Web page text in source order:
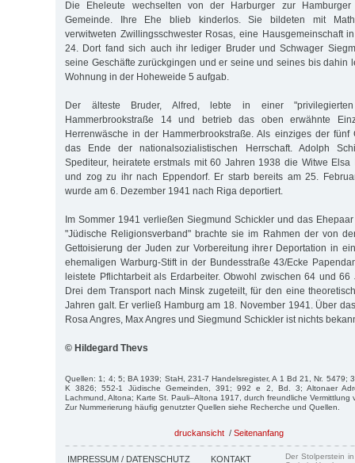
Die Eheleute wechselten von der Har­burger zur Hamburger
Gemeinde. Ihre Ehe blieb kinderlos. Sie bildeten mit
verwitweten Zwillingsschwester Rosas, eine Hausgemeinschaft
24. Dort fand sich auch ihr lediger Bruder und Schwager
seine Geschäfte zurückgingen und er seine und seines bis dahin
Wohnung in der Hoheweide 5 aufgab.
Der älteste Bruder, Alfred, lebte in einer
Hammerbrookstraße 14 und betrieb das oben erwähnte
Herrenwäsche in der Hammer­brookstraße. Als einziges der fünf
das Ende der nationalsozialistischen Herrschaft. Adolph
Spediteur, heiratete erstmals mit 60 Jahren 1938 die Witwe Elsa
und zog zu ihr nach Eppendorf. Er starb bereits am 25.
wurde am 6. Dezember 1941 nach Riga deportiert.
Im Sommer 1941 verließen Siegmund Schickler und das
"Jüdische Religionsverband" brachte sie im Rahmen der von
Gettoisierung der Juden zur Vorbereitung ihrer Deportation in
ehemaligen Warburg-Stift in der Bundesstraße 43/Ecke
leistete Pflicht­arbeit als Erdarbeiter. Obwohl zwischen 64 und
Drei dem Transport nach Minsk zugeteilt, für den eine
Jahren galt. Er verließ Hamburg am 18. November 1941. Über
Rosa Angres, Max Angres und Siegmund Schickler ist nichts
© Hildegard Thevs
Quellen: 1; 4; 5; BA 1939; StaH, 231-7 Handelsregister, A 1 Bd 21, Nr. 5479;
K 3826; 552-1 Jüdische Gemeinden, 391; 992 e 2, Bd. 3; Altonaer
Lachmund, Altona; Karte St. Pauli–Altona 1917, durch freundliche Vermittlung
Zur Nummerierung häufig genutzter Quellen siehe Recherche und Quellen.
druckansicht / Seitenanfang
IMPRESSUM / DATENSCHUTZ KONTAKT
Der Stolperstein